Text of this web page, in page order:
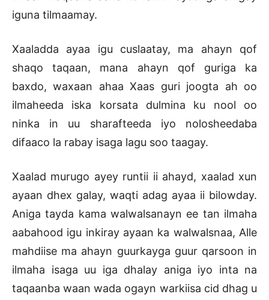
iguna tilmaamay.
Xaaladda ayaa igu cuslaatay, ma ahayn qof
shaqo taqaan, mana ahayn qof guriga ka
baxdo, waxaan ahaa Xaas guri joogta ah oo
ilmaheeda iska korsata dulmina ku nool oo
ninka in uu sharafteeda iyo nolosheedaba
difaaco la rabay isaga lagu soo taagay.
Xaalad murugo ayey runtii ii ahayd, xaalad xun
ayaan dhex galay, waqti adag ayaa ii bilowday.
Aniga tayda kama walwalsanayn ee tan ilmaha
aabahood igu inkiray ayaan ka walwalsnaa, Alle
mahdiise ma ahayn guurkayga guur qarsoon in
ilmaha isaga uu iga dhalay aniga iyo inta na
taqaanba waan wada ogayn warkiisa cid dhag u